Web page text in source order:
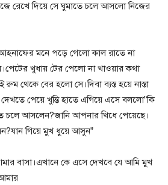
রেখে দিয়ে সে ঘুমাতে চলে আসলো নিজের
মনে পড়ে গেলো কাল রাতে না
খুধায় টের পেলো না খাওয়ার কথা
থেকে বের হলো সে।দিবা ব্যস্ত হয়ে নাস্তা
পেয়ে খুন্তি হাতে এগিয়ে এসে বললো”কি
চলে আসলেন?জানি আপনার খিধে পেয়েছে।
গিয়ে মুখ ধুয়ে আসুন”
বাসা।এখানে কে এসে দেখবে যে আমি মুখ